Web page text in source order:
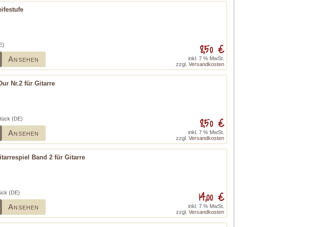
Ansehen
8,50 €
inkl. 7 % MwSt.
zzgl. Versandkosten
Nr.2 für Gitarre
(DE)
Ansehen
8,50 €
inkl. 7 % MwSt.
zzgl. Versandkosten
Band 2 für Gitarre
(DE)
Ansehen
14,00 €
inkl. 7 % MwSt.
zzgl. Versandkosten